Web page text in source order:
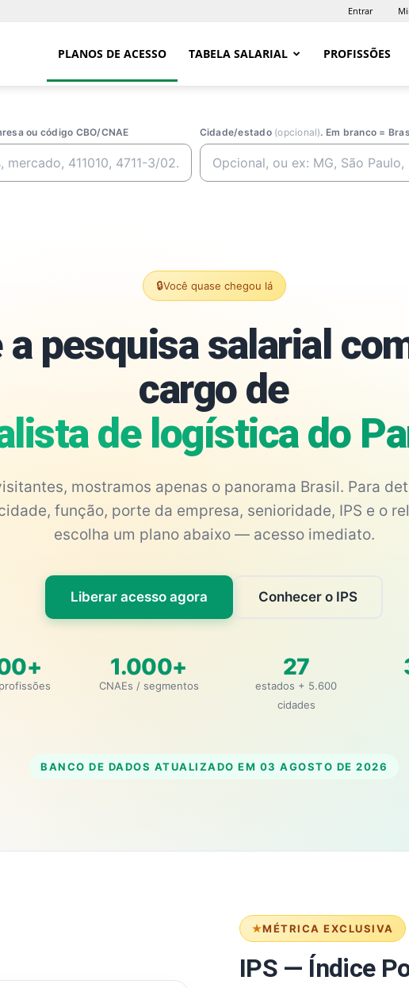
Entrar
PLANOS DE ACESSO TABELA SALARIAL PROFISSÕES
ou código CBO/CNAE Cidade/estado (opcional). Em branco =
🔒Você quase chegou lá
pesquisa salarial
cargo de
de logística do
mostramos apenas o panorama Brasil. Para
função, porte da empresa, senioridade, IPS e o
escolha um plano abaixo — acesso imediato.
Liberar acesso agora Conhecer o IPS
1.000+
CNAEs / segmentos
27
estados + 5.600
cidades
BANCO DE DADOS ATUALIZADO EM 03 AGOSTO DE 2026
MÉTRICA EXCLUSIVA
IPS — Índice